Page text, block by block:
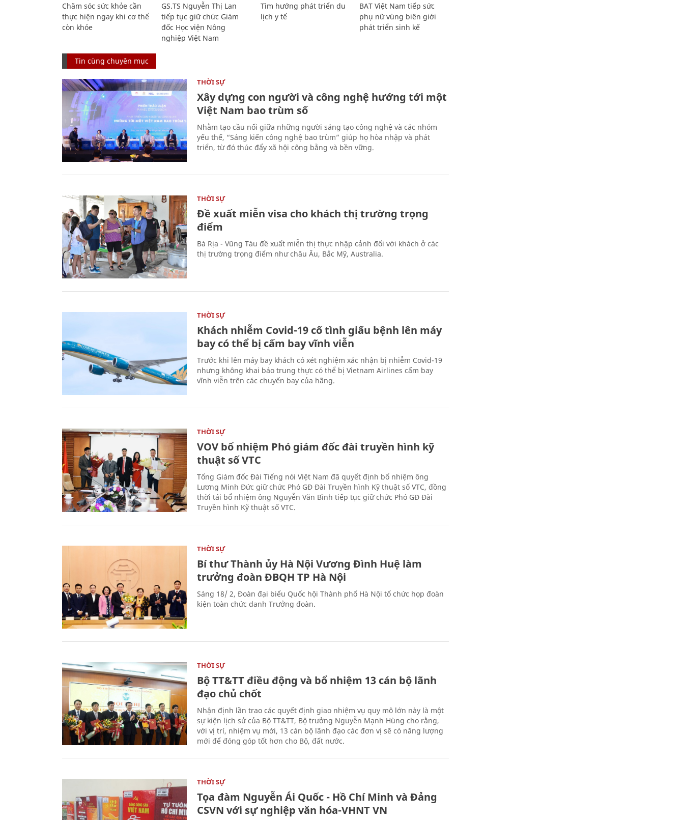
Chăm sóc sức khỏe cần
thực hiện ngay khi cơ thể
còn khỏe
GS.TS Nguyễn Thị Lan
tiếp tục giữ chức Giám
đốc Học viện Nông
nghiệp Việt Nam
Tìm hướng phát triển du
lịch y tế
BAT Việt Nam tiếp sức
phụ nữ vùng biên giới
phát triển sinh kế
Tin cùng chuyên mục
THỜI SỰ
Xây dựng con người và công nghệ hướng tới một
Việt Nam bao trùm số
Nhằm tạo cầu nối giữa những người sáng tạo công nghệ và các nhóm
yếu thế, “Sáng kiến công nghệ bao trùm” giúp họ hòa nhập và phát
triển, từ đó thúc đẩy xã hội công bằng và bền vững.
THỜI SỰ
Đề xuất miễn visa cho khách thị trường trọng
điểm
Bà Rịa - Vũng Tàu đề xuất miễn thị thực nhập cảnh đối với khách ở các
thị trường trọng điểm như châu Âu, Bắc Mỹ, Australia.
THỜI SỰ
Khách nhiễm Covid-19 cố tình giấu bệnh lên máy
bay có thể bị cấm bay vĩnh viễn
Trước khi lên máy bay khách có xét nghiệm xác nhận bị nhiễm Covid-19
nhưng không khai báo trung thực có thể bị Vietnam Airlines cấm bay
vĩnh viễn trên các chuyến bay của hãng.
THỜI SỰ
VOV bổ nhiệm Phó giám đốc đài truyền hình kỹ
thuật số VTC
Tổng Giám đốc Đài Tiếng nói Việt Nam đã quyết định bổ nhiệm ông
Lương Minh Đức giữ chức Phó GĐ Đài Truyền hình Kỹ thuật số VTC, đồng
thời tái bổ nhiệm ông Nguyễn Văn Bình tiếp tục giữ chức Phó GĐ Đài
Truyền hình Kỹ thuật số VTC.
THỜI SỰ
Bí thư Thành ủy Hà Nội Vương Đình Huệ làm
trưởng đoàn ĐBQH TP Hà Nội
Sáng 18/ 2, Đoàn đại biểu Quốc hội Thành phố Hà Nội tổ chức họp đoàn
kiện toàn chức danh Trưởng đoàn.
THỜI SỰ
Bộ TT&TT điều động và bổ nhiệm 13 cán bộ lãnh
đạo chủ chốt
Nhận định lần trao các quyết định giao nhiệm vụ quy mô lớn này là một
sự kiện lịch sử của Bộ TT&TT, Bộ trưởng Nguyễn Mạnh Hùng cho rằng,
với vị trí, nhiệm vụ mới, 13 cán bộ lãnh đạo các đơn vị sẽ có năng lượng
mới để đóng góp tốt hơn cho Bộ, đất nước.
THỜI SỰ
Tọa đàm Nguyễn Ái Quốc - Hồ Chí Minh và Đảng
CSVN với sự nghiệp văn hóa-VHNT VN